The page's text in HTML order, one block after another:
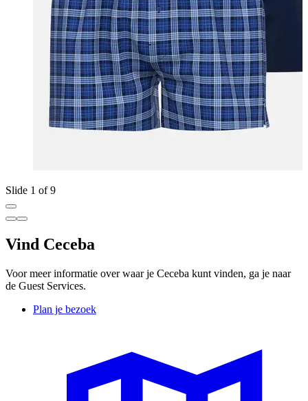
Slide 1 of 9
Vind Ceceba
Voor meer informatie over waar je Ceceba kunt vinden, ga je naar
de Guest Services.
Plan je bezoek